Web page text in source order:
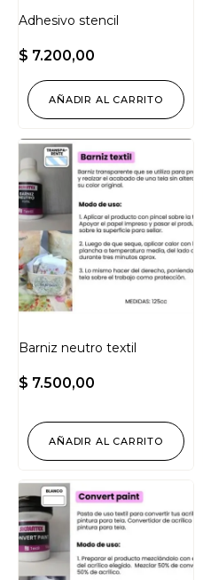
Adhesivo stencil
$ 7.200,00
AÑADIR AL CARRITO
Barniz neutro textil
$ 7.500,00
AÑADIR AL CARRITO